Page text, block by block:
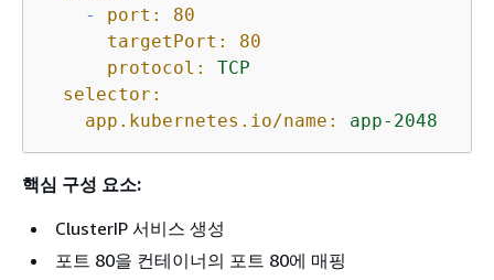
-
port:
80
targetPort:
80
protocol:
TCP
selector:
app.kubernetes.io/name:
app-2048
핵심 구성 요소:
ClusterIP 서비스 생성
포트 80을 컨테이너의 포트 80에 매핑